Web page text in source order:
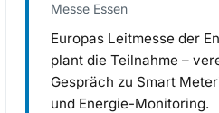
Messe Essen
Europas Leitmesse der
plant die Teilnahme –
Gespräch zu Smart
und Energie-Monitoring.